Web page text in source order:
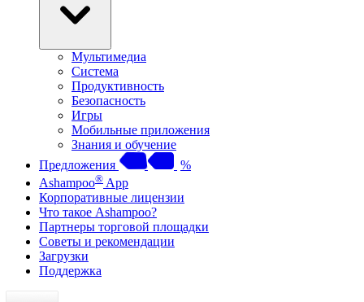
Мультимедиа
Система
Продуктивность
Безопасность
Игры
Мобильные приложения
Знания и обучение
Предложения
%
Ashampoo® App
Корпоративные лицензии
Что такое Ashampoo?
Партнеры торговой площадки
Советы и рекомендации
Загрузки
Поддержка